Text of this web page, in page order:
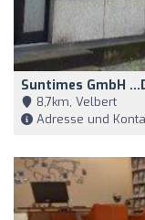
Suntimes GmbH
8,7km, Velbert
Adresse und